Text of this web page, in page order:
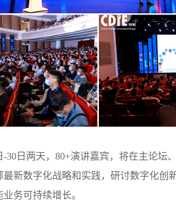
-30日两天，80+演讲嘉宾，将在主论
最新数字化战略和实践，研讨数字化创
务可持续增长。